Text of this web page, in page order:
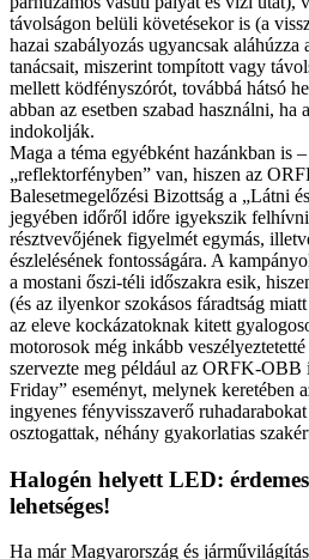
távolságon belüli követésekor is (a
hazai szabályozás ugyancsak
tanácsait, miszerint tompított vagy
mellett ködfényszórót, továbbá hátsó
abban az esetben szabad használni,
indokolják.
Maga a téma egyébként hazánkban is
„reflektorfényben” van, hiszen az
Balesetmegelőzési Bizottság a „Látni
jegyében időről időre igyekszik
résztvevőjének figyelmét egymás,
észlelésének fontosságára. A
a mostani őszi-téli időszakra esik,
(és az ilyenkor szokásos fáradtság
az eleve kockázatoknak kitett
motorosok még inkább
szervezte meg például az ORFK-OBB
Friday” eseményt, melynek keretében
ingyenes fényvisszaverő
osztogattak, néhány gyakorlatias
Halogén helyett LED:
lehetséges!
Ha már Magyarország és